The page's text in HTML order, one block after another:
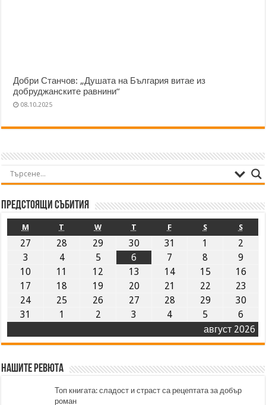
Добри Станчов: „Душата на България витае из
добруджанските равнини“
08.10.2025
Предстоящи събития
август 2026
M T W T F S S
27 28 29 30 31 1
2
3
4 5 6 7 8
9
10
11 12 13 14 15
16
17
18 19 20 21 22
23
24
25 26 27 28 29
30
31
1 2 3 4 5 6
Нашите ревюта
Топ книгата: сладост и страст са рецептата за добър
роман